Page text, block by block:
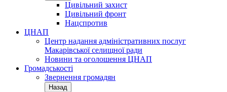
Цивільний захист
Цивільний фронт
Нацспротив
ЦНАП
Центр надання адміністративних послуг
Макарівської селищної ради
Новини та оголошення ЦНАП
Громадськості
Звернення громадян
Назад